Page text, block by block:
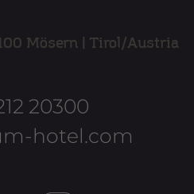
Mösern Tirol/Austria
20300
hotel.com